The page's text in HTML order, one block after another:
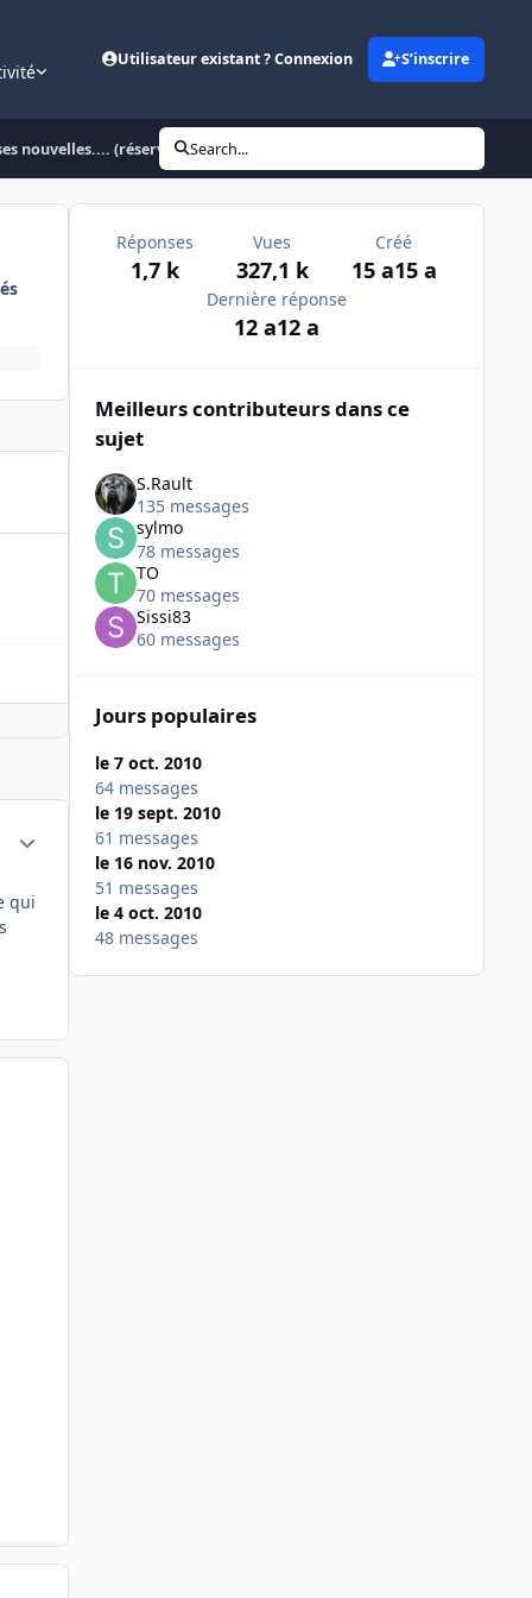
Utilisateur existant ? Connexion S’inscrire
nouvelles.... (réservée) Search...
Author stats
qui
Réponses
1,7 k
Vues
327,1 k
Créé
15 a15 a
Dernière réponse
12 a12 a
Meilleurs contributeurs dans ce
sujet
S.Rault
135 messages
sylmo
78 messages
TO
70 messages
Sissi83
60 messages
Jours populaires
le 7 oct. 2010
64 messages
le 19 sept. 2010
61 messages
le 16 nov. 2010
51 messages
le 4 oct. 2010
48 messages